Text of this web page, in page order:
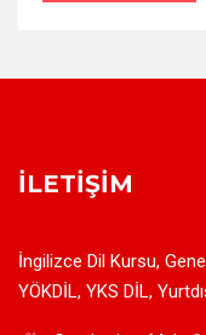
İLETIŞIM
İngilizce Dil Kursu,
YÖKDİL, YKS DİL,